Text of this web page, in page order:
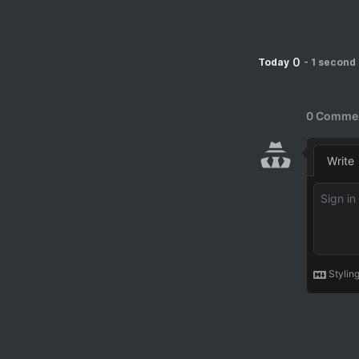
Today 0 - 1 second